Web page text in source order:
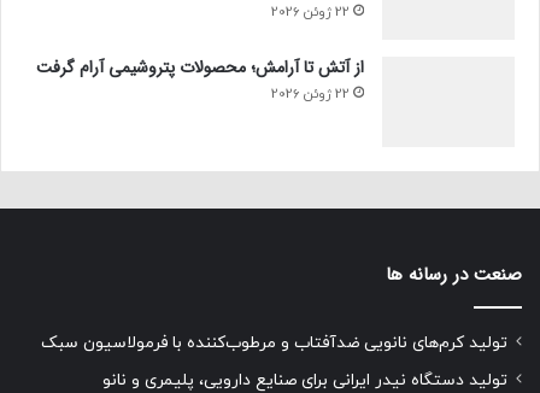
22 ژوئن 2026
از آتش تا آرامش؛ محصولات پتروشیمی آرام گرفت
22 ژوئن 2026
صنعت در رسانه ها
تولید کرم‌های نانویی ضدآفتاب و مرطوب‌کننده با فرمولاسیون سبک
تولید دستگاه نیدر ایرانی برای صنایع دارویی، پلیمری و نانو